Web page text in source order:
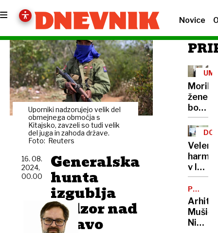
Novice
Uporniki nadzorujejo velik del
obmejnega območja s
Kitajsko, zavzeli so tudi velik
del juga in zahoda države.
Foto: Reuters
Generalska
hunta
izgublja
nadzor nad
državo
16. 08.
2024,
00.00
žene
bo
sedel
21
let
v lov
na
nov
rekord
CENTER
Mušič:
Nikoli